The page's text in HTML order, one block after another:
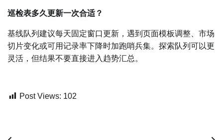
巡检表多久更新一次合适？
基线队列建议每天固定窗口更新，遇到页面模板调整、市场
切片变化或可用记录率下降时加跑哨兵集。探索队列可以更
灵活，但结果不要直接进入趋势汇总。
Post Views: 102